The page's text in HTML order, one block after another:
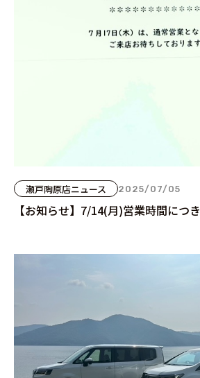
瀬戸陶原店ニュース 2025/07/05
【お知らせ】7/14(月)営業時間につ